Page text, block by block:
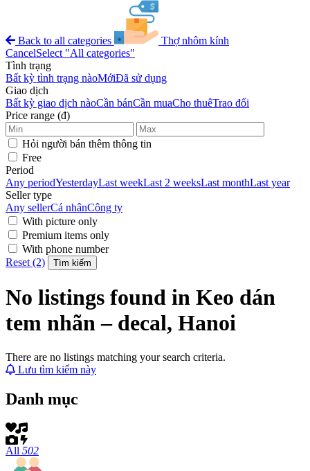
Back to all categories
Thợ nhôm kính
CancelSelect "All categories"
Tình trạng
Bất kỳ tình trạng nàoMớiĐã sử dụng
Giao dịch
Bất kỳ giao dịch nàoCần bánCần muaCho thuêTrao đổi
Price range (đ)
Hỏi người bán thêm thông tin
Free
Period
Any periodYesterdayLast weekLast 2 weeksLast monthLast year
Seller type
Any sellerCá nhânCông ty
With picture only
Premium items only
With phone number
Reset (2)
Tìm kiếm
No listings found in Keo dán
tem nhãn – decal, Hanoi
There are no listings matching your search criteria.
Lưu tìm kiếm này
Danh mục
All 502